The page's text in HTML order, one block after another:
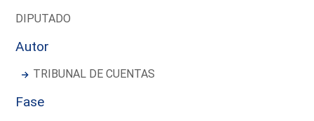
DIPUTADO
Autor
TRIBUNAL DE CUENTAS
Fase